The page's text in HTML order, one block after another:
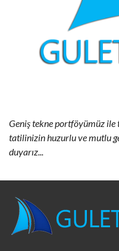
Geniş tekne portföyümüz ile
tatilinizin huzurlu ve mutlu
duyarız...